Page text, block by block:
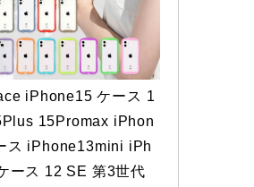
iPhone15 ケース 1
15Promax iPhon
ス iPhone13mini iPh
ース 12 SE 第3世代